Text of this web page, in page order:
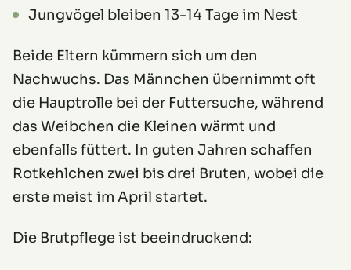
Jungvögel bleiben 13-14 Tage im Nest
Beide Eltern kümmern sich um den
Nachwuchs. Das Männchen übernimmt oft
die Hauptrolle bei der Futtersuche, während
das Weibchen die Kleinen wärmt und
ebenfalls füttert. In guten Jahren schaffen
Rotkehlchen zwei bis drei Bruten, wobei die
erste meist im April startet.
Die Brutpflege ist beeindruckend: